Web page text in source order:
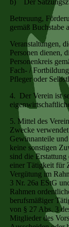
b) Der
Betreuung,
gemäß Buchstabe
Veranstaltungen,
Personen dienen,
Personenkreis
Fach- /
Pfleger oder
4. Der Verein ist
5. Mittel des
Zwecke
Gewinnanteile
keine sonstigen
sind die
einer Tätigkeit für
Vergütung im
3 Nr. 26a EStG
Rahmen
berufsmäßiger
von § 27 Abs. 3
Mitglieder des